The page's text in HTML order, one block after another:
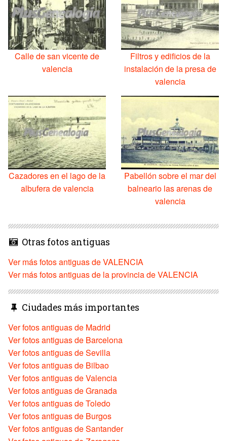
Calle de san vicente de
valencia
Filtros y edificios de la
instalación de la presa de
valencia
Cazadores en el lago de la
albufera de valencia
Pabellón sobre el mar del
balneario las arenas de
valencia
Otras fotos antiguas
Ver más fotos antiguas de VALENCIA
Ver más fotos antiguas de la provincia de VALENCIA
Ciudades más importantes
Ver fotos antiguas de Madrid
Ver fotos antiguas de Barcelona
Ver fotos antiguas de Sevilla
Ver fotos antiguas de Bilbao
Ver fotos antiguas de Valencia
Ver fotos antiguas de Granada
Ver fotos antiguas de Toledo
Ver fotos antiguas de Burgos
Ver fotos antiguas de Santander